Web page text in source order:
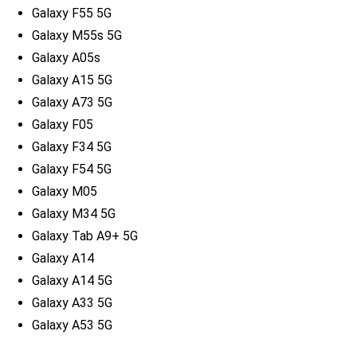
Galaxy F55 5G
Galaxy M55s 5G
Galaxy A05s
Galaxy A15 5G
Galaxy A73 5G
Galaxy F05
Galaxy F34 5G
Galaxy F54 5G
Galaxy M05
Galaxy M34 5G
Galaxy Tab A9+ 5G
Galaxy A14
Galaxy A14 5G
Galaxy A33 5G
Galaxy A53 5G